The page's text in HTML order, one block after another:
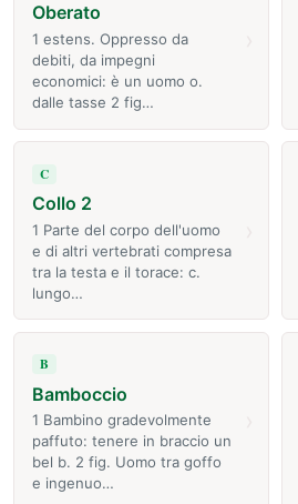
Oberato
1 estens. Oppresso da
debiti, da impegni
economici: è un uomo o.
dalle tasse 2 fig…
C
Collo 2
1 Parte del corpo dell'uomo
e di altri vertebrati compresa
tra la testa e il torace: c.
lungo…
B
Bamboccio
1 Bambino gradevolmente
paffuto: tenere in braccio un
bel b. 2 fig. Uomo tra goffo
e ingenuo…